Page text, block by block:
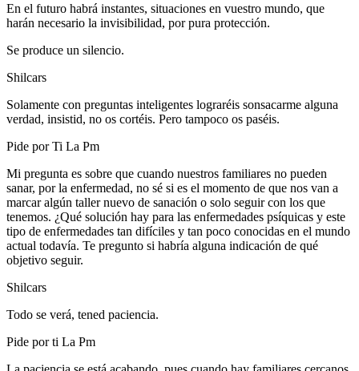
En el futuro habrá instantes, situaciones en vuestro mundo, que
harán necesario la invisibilidad, por pura protección.
Se produce un silencio.
Shilcars
Solamente con preguntas inteligentes lograréis sonsacarme alguna
verdad, insistid, no os cortéis. Pero tampoco os paséis.
Pide por Ti La Pm
Mi pregunta es sobre que cuando nuestros familiares no pueden
sanar, por la enfermedad, no sé si es el momento de que nos van a
marcar algún taller nuevo de sanación o solo seguir con los que
tenemos. ¿Qué solución hay para las enfermedades psíquicas y este
tipo de enfermedades tan difíciles y tan poco conocidas en el mundo
actual todavía. Te pregunto si habría alguna indicación de qué
objetivo seguir.
Shilcars
Todo se verá, tened paciencia.
Pide por ti La Pm